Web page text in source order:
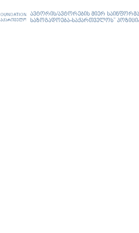
ავტორის/ავტორების მიერ
საზოგადოება-საქართველოს”